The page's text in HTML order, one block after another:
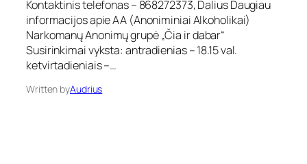
c
i
a
l
i
n
ė
Kontaktinis telefonas – 868272373, Dalius Daugiau
informacijos apie AA (Anoniminiai Alkoholikai)
Narkomanų Anonimų grupė „Čia ir dabar“
Susirinkimai vyksta: antradienias – 18.15 val.
ketvirtadieniais –…
Written byAudrius